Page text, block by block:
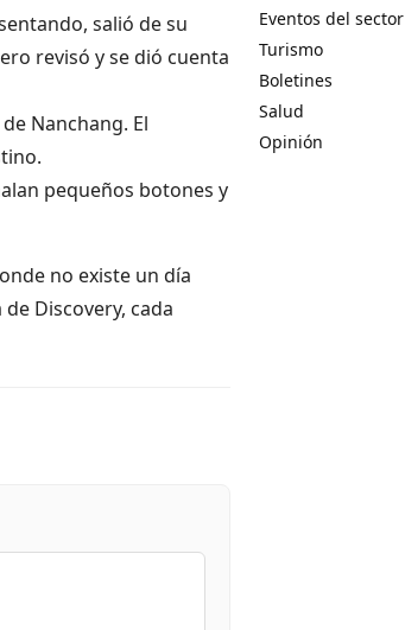
salió de su
revisó y se dió cuenta
Nanchang. El
pequeños botones y
no existe un día
Discovery, cada
Eventos del sector
Turismo
Boletines
Salud
Opinión